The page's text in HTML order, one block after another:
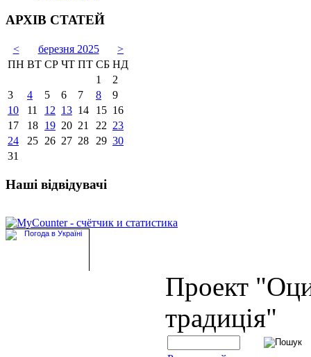
АРХІВ СТАТЕЙ
< березня 2025
>
ПН ВТ СР ЧТ ПТ СБ НД
1
2
3
4 5 6 7 8
9
10
11 12 13 14 15 16
17
18 19 20 21 22 23
24
25 26 27 28 29 30
31
Наші відвідувачі
Проект
традиція"